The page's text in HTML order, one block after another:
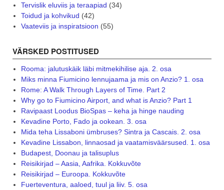
Tervislik eluviis ja teraapiad (34)
Toidud ja kohvikud (42)
Vaateviis ja inspiratsioon (55)
VÄRSKED POSTITUSED
Rooma: jalutuskäik läbi mitmekihilise aja. 2. osa
Miks minna Fiumicino lennujaama ja mis on Anzio? 1. osa
Rome: A Walk Through Layers of Time. Part 2
Why go to Fiumicino Airport, and what is Anzio? Part 1
Ravipaast Loodus BioSpas – keha ja hinge nauding
Kevadine Porto, Fado ja ookean. 3. osa
Mida teha Lissaboni ümbruses? Sintra ja Cascais. 2. osa
Kevadine Lissabon, linnaosad ja vaatamisväärsused. 1. osa
Budapest, Doonau ja talisuplus
Reisikirjad – Aasia, Aafrika. Kokkuvõte
Reisikirjad – Euroopa. Kokkuvõte
Fuerteventura, aaloed, tuul ja liiv. 5. osa